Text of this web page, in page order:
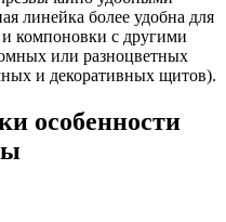
линейка более удобна для
компоновки с другими
или разноцветных
и декоративных щитов).
особенности